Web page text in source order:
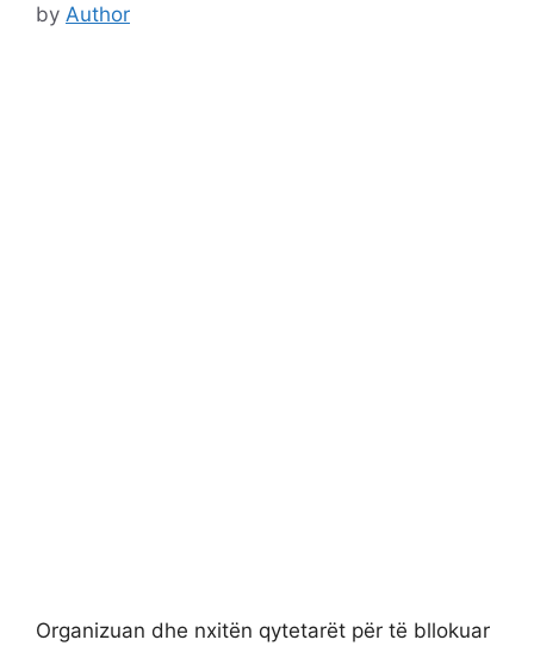
by Author
Organizuan dhe nxitën qytetarët për të bllokuar